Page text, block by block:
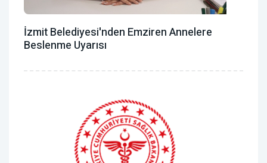
İzmit Belediyesi'nden Emziren Annelere
Beslenme Uyarısı